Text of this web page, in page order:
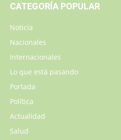
CATEGORÍA POPULAR
Noticia
Nacionales
Internacionales
Lo que está pasando
Portada
Política
Actualidad
Salud